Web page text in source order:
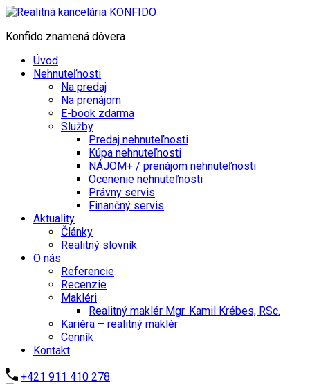
Konfido znamená dôvera
Úvod
Nehnuteľnosti
Na predaj
Na prenájom
E-book zdarma
Služby
Predaj nehnuteľnosti
Kúpa nehnuteľnosti
NÁJOM+ / prenájom nehnuteľnosti
Ocenenie nehnuteľnosti
Právny servis
Finančný servis
Aktuality
Články
Realitný slovník
O nás
Referencie
Recenzie
Makléri
Realitný maklér Mgr. Kamil Krébes, RSc.
Kariéra – realitný maklér
Cenník
Kontakt
+421 911 410 278